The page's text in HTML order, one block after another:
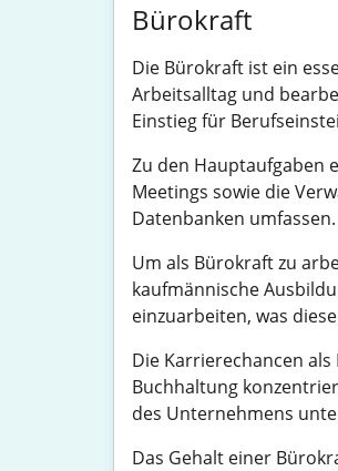
Bürokraft
Die Bürokraft ist ein
Arbeitsalltag und
Einstieg für
Zu den Hauptaufgaben
Meetings sowie die
Datenbanken
Um als Bürokraft zu
kaufmännische
einzuarbeiten, was
Die Karrierechancen
Buchhaltung
des Unternehmens
Das Gehalt einer